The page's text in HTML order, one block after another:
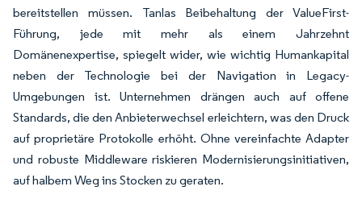
bereitstellen müssen. Tanlas Beibehaltung der ValueFirst-
Führung, jede mit mehr als einem Jahrzehnt
Domänenexpertise, spiegelt wider, wie wichtig Humankapital
neben der Technologie bei der Navigation in Legacy-
Umgebungen ist. Unternehmen drängen auch auf offene
Standards, die den Anbieterwechsel erleichtern, was den Druck
auf proprietäre Protokolle erhöht. Ohne vereinfachte Adapter
und robuste Middleware riskieren Modernisierungsinitiativen,
auf halbem Weg ins Stocken zu geraten.